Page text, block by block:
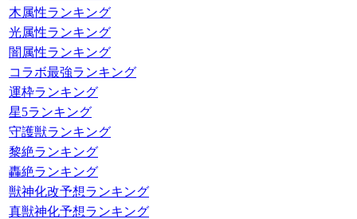
木属性ランキング
光属性ランキング
闇属性ランキング
コラボ最強ランキング
運枠ランキング
星5ランキング
守護獣ランキング
黎絶ランキング
轟絶ランキング
獣神化改予想ランキング
真獣神化予想ランキング